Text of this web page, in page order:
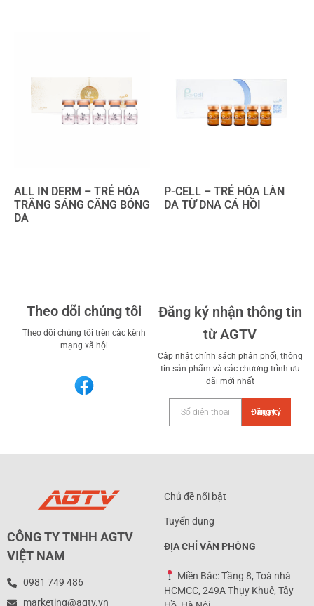
ALL IN DERM – TRẺ HÓA
TRẮNG SÁNG CĂNG BÓNG
DA
P-CELL – TRẺ HÓA LÀN
DA TỪ DNA CÁ HỒI
Theo dõi chúng tôi
Theo dõi chúng tôi trên các kênh
mạng xã hội
Đăng ký nhận thông tin
từ AGTV
Cập nhật chính sách phân phối, thông
tin sản phẩm và các chương trình ưu
đãi mới nhất
Đăng ký ngay
CÔNG TY TNHH AGTV
VIỆT NAM
0981 749 486
marketing@agtv.vn
Chủ đề nổi bật
Tuyển dụng
ĐỊA CHỈ VĂN PHÒNG
Miền Bắc: Tầng 8, Toà nhà
HCMCC, 249A Thụy Khuê, Tây